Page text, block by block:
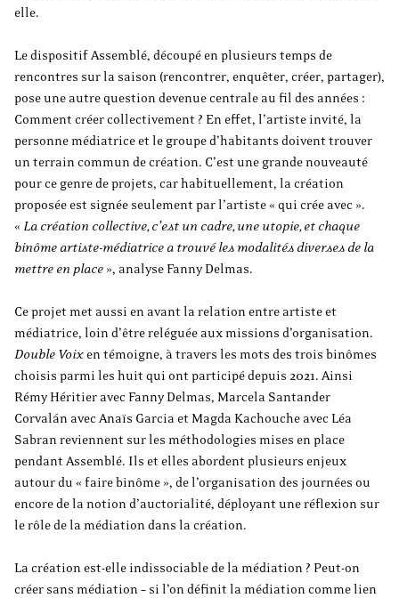
elle.
Le dispositif Assemblé, découpé en plusieurs temps de
rencontres sur la saison (rencontrer, enquêter, créer, partager),
pose une autre question devenue centrale au fil des années :
Comment créer collectivement ? En effet, l’artiste invité, la
personne médiatrice et le groupe d’habitants doivent trouver
un terrain commun de création. C’est une grande nouveauté
pour ce genre de projets, car habituellement, la création
proposée est signée seulement par l’artiste « qui crée avec ».
« La création collective, c’est un cadre, une utopie, et chaque
binôme artiste-médiatrice a trouvé les modalités diverses de la
mettre en place », analyse Fanny Delmas.
Ce projet met aussi en avant la relation entre artiste et
médiatrice, loin d’être reléguée aux missions d’organisation.
Double Voixen témoigne, à travers les mots des trois binômes
choisis parmi les huit qui ont participé depuis 2021. Ainsi
Rémy Héritier avec Fanny Delmas, Marcela Santander
Corvalán avec Anaïs Garcia et Magda Kachouche avec Léa
Sabran reviennent sur les méthodologies mises en place
pendant Assemblé. Ils et elles abordent plusieurs enjeux
autour du « faire binôme », de l’organisation des journées ou
encore de la notion d’auctorialité, déployant une réflexion sur
le rôle de la médiation dans la création.
La création est-elle indissociable de la médiation ? Peut-on
créer sans médiation – si l’on définit la médiation comme lien